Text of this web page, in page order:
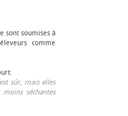
sont soumises à
comme
sûr, mais elles
séchantes